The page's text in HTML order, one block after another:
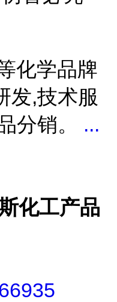
化学品牌
发,技术服
分销。 ...
化工产品